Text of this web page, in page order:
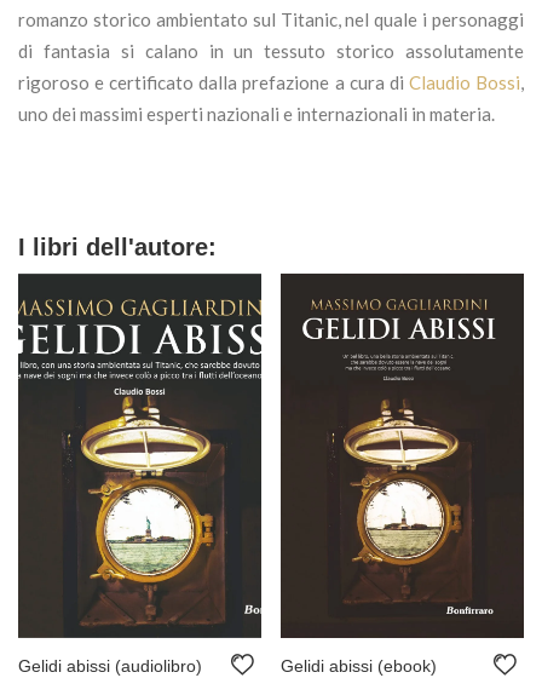
romanzo storico ambientato sul Titanic, nel quale i personaggi
di fantasia si calano in un tessuto storico assolutamente
rigoroso e certificato dalla prefazione a cura di Claudio Bossi,
uno dei massimi esperti nazionali e internazionali in materia.
I libri dell'autore:
Gelidi abissi (audiolibro)
Gelidi abissi (ebook)